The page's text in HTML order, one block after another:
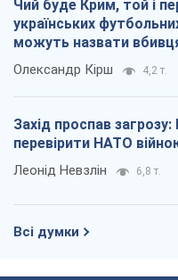
Чий буде Крим, той і
українських
можуть назвати
Олександр Кірш 4,2 т.
Захід проспав
перевірити НАТО
Леонід Невзлін 6,8 т.
Всі думки